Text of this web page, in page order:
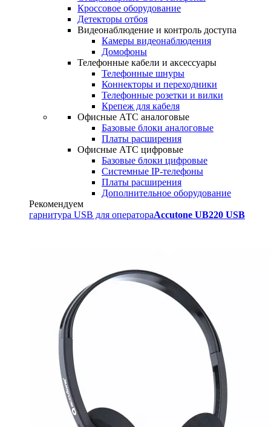
Кроссовое оборудование
Детекторы отбоя
Видеонаблюдение и контроль доступа
Камеры видеонаблюдения
Домофоны
Телефонные кабели и аксессуары
Телефонные шнуры
Коннекторы и переходники
Телефонные розетки и вилки
Крепеж для кабеля
Офисные АТС аналоговые
Базовые блоки аналоговые
Платы расширения
Офисные АТС цифровые
Базовые блоки цифровые
Системные IP-телефоны
Платы расширения
Дополнительное оборудование
Рекомендуем
гарнитура USB для оператораAccutone UB220 USB